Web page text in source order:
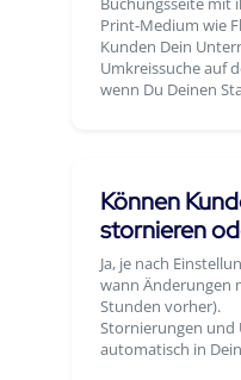
Buchungsseite mit
Print-Medium wie
Kunden Dein
Umkreissuche auf
wenn Du Deinen
Können
stornieren
Ja, je nach
wann Änderungen
Stunden vorher).
Stornierungen und
automatisch in